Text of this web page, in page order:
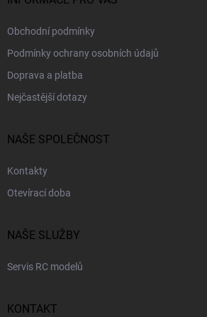
Obchodní podmínky
Podmínky ochrany osobních údajů
Doprava a platba
Nejčastější dotazy
NAŠE SPOLEČNOST
Kontakty
Otevírací doba
NAŠE SLUŽBY
Servis RC modelů
KONTAKT